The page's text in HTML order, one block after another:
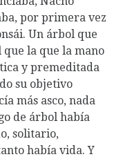
por primera vez
Un árbol que
la que la mano
y premeditada
su objetivo
más asco, nada
de árbol había
solitario,
había vida. Y